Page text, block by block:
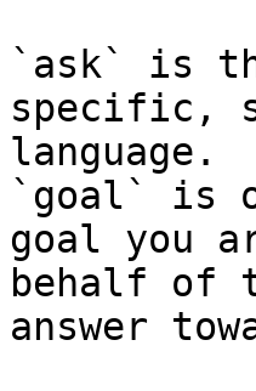
`ask` is
specific,
language.
`goal` is
goal you
behalf of
answer